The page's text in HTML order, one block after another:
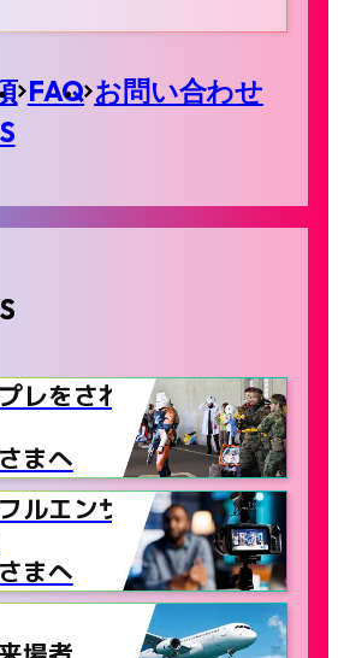
FAQ お問い合わせ
レをされ
まへ
ルエンサ
まへ